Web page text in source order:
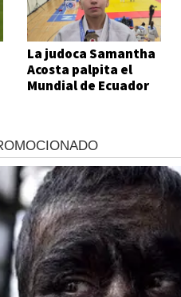
La judoca Samantha
Acosta palpita el
Mundial de Ecuador